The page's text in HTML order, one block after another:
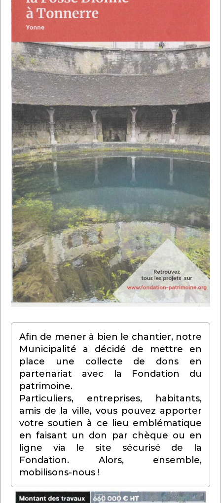
Afin de mener à bien le chantier, notre
Municipalité a décidé de mettre en
place une collecte de dons en
partenariat avec la Fondation du
patrimoine.
Particuliers, entreprises, habitants,
amis de la ville, vous pouvez apporter
votre soutien à ce lieu emblématique
en faisant un don par chèque ou en
ligne via le site sécurisé de la
Fondation. Alors, ensemble,
mobilisons-nous !